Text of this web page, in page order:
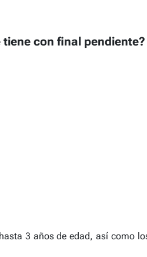
con final pendiente?
3 años de edad, así como